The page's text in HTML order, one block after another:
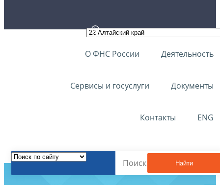
О ФНС России Деятельность
Сервисы и госуслуги Документы
Контакты ENG
Найти